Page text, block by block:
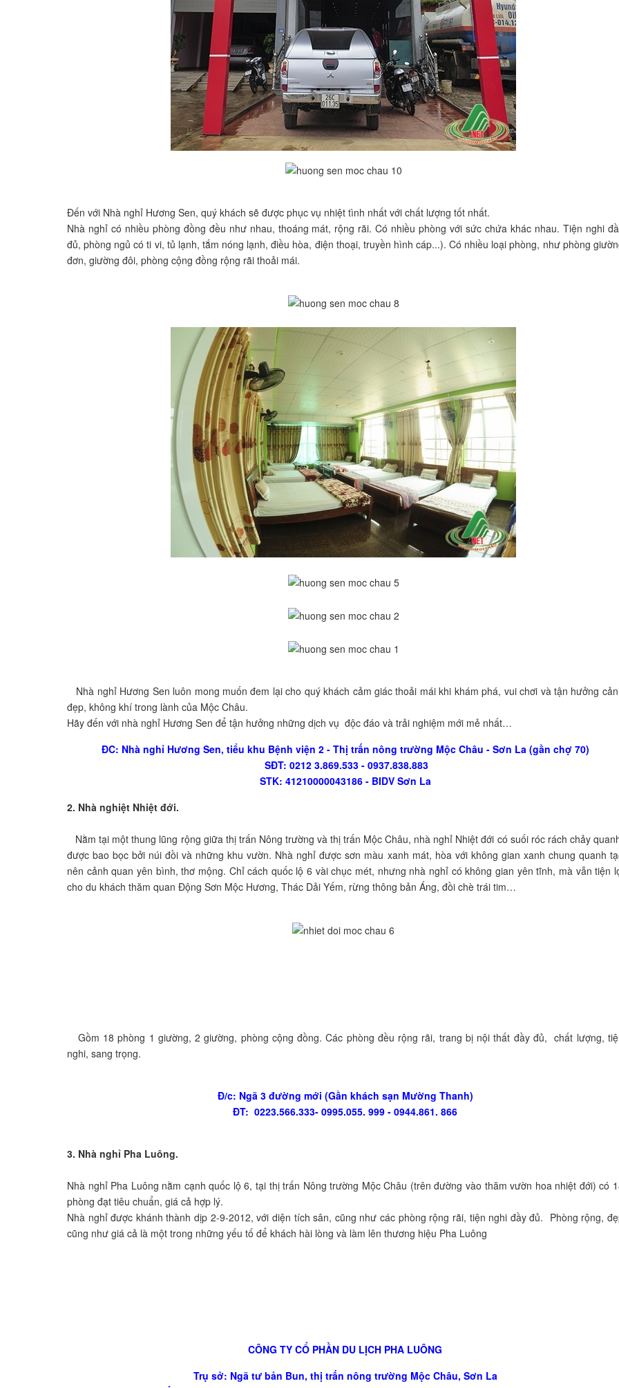
Đến với Nhà nghỉ Hương Sen, quý khách sẽ được phục vụ nhiệt tình nhất với chất lượng tốt nhất.
Nhà nghỉ có nhiều phòng đồng đều như nhau, thoáng mát, rộng rãi. Có nhiều phòng với sức chứa khác nhau. Tiện nghi
đủ, phòng ngủ có ti vi, tủ lạnh, tắm nóng lạnh, điều hòa, điện thoại, truyền hình cáp...). Có nhiều loại phòng, như phòng
đơn, giường đôi, phòng cộng đồng rộng rãi thoải mái.
Nhà nghỉ Hương Sen luôn mong muốn đem lại cho quý khách cảm giác thoải mái khi khám phá, vui chơi và tận hưởng
đẹp, không khí trong lành của Mộc Châu.
Hãy đến với nhà nghỉ Hương Sen để tận hưởng những dịch vụ độc đáo và trải nghiệm mới mẻ nhất…
ĐC: Nhà nghỉ Hương Sen, tiểu khu Bệnh viện 2 - Thị trấn nông trường Mộc Châu - Sơn La (gần chợ 70)
SĐT: 0212 3.869.533 - 0937.838.883
STK: 41210000043186 - BIDV Sơn La
2. Nhà nghiệt Nhiệt đới.
Nằm tại một thung lũng rộng giữa thị trấn Nông trường và thị trấn Mộc Châu, nhà nghỉ Nhiệt đới có suối róc rách chảy
được bao bọc bởi núi đồi và những khu vườn. Nhà nghỉ được sơn màu xanh mát, hòa với không gian xanh chung quanh
nên cảnh quan yên bình, thơ mộng. Chỉ cách quốc lộ 6 vài chục mét, nhưng nhà nghỉ có không gian yên tĩnh, mà vẫn tiện
cho du khách thăm quan Động Sơn Mộc Hương, Thác Dải Yếm, rừng thông bản Áng, đồi chè trái tim…
Gồm 18 phòng 1 giường, 2 giường, phòng cộng đồng. Các phòng đều rộng rãi, trang bị nội thất đầy đủ, chất lượng,
nghi, sang trọng.
Đ/c: Ngã 3 đường mới (Gần khách sạn Mường Thanh)
ĐT: 0223.566.333- 0995.055. 999 - 0944.861. 866
3. Nhà nghỉ Pha Luông.
Nhà nghỉ Pha Luông nằm cạnh quốc lộ 6, tại thị trấn Nông trường Mộc Châu (trên đường vào thăm vườn hoa nhiệt đới) có
phòng đạt tiêu chuẩn, giá cả hợp lý.
Nhà nghỉ được khánh thành dịp 2-9-2012, với diện tích sân, cũng như các phòng rộng rãi, tiện nghi đầy đủ. Phòng rộng,
cũng như giá cả là một trong những yếu tố để khách hài lòng và làm lên thương hiệu Pha Luông
CÔNG TY CỔ PHẦN DU LỊCH PHA LUÔNG
Trụ sở: Ngã tư bản Bun, thị trấn nông trường Mộc Châu, Sơn La